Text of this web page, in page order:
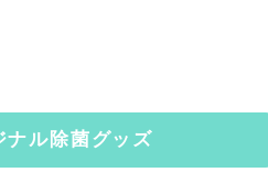
ナル除菌グッズ